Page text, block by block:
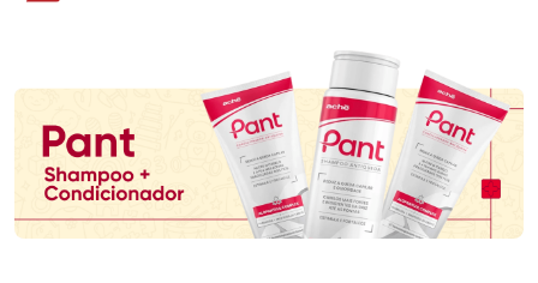
Promoção em Destaque